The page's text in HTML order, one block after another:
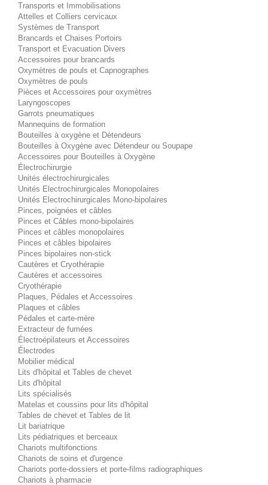
Transports et Immobilisations
Attelles et Colliers cervicaux
Systèmes de Transport
Brancards et Chaises Portoirs
Transport et Evacuation Divers
Accessoires pour brancards
Oxymètres de pouls et Capnographes
Oxymètres de pouls
Pièces et Accessoires pour oxymètres
Laryngoscopes
Garrots pneumatiques
Mannequins de formation
Bouteilles à oxygène et Détendeurs
Bouteilles à Oxygène avec Détendeur ou Soupape
Accessoires pour Bouteilles à Oxygène
Électrochirurgie
Unités électrochirurgicales
Unités Electrochirurgicales Monopolaires
Unités Electrochirurgicales Mono-bipolaires
Pinces, poignées et câbles
Pinces et Câbles mono-bipolaires
Pinces et câbles monopolaires
Pinces et câbles bipolaires
Pinces bipolaires non-stick
Cautères et Cryothérapie
Cautères et accessoires
Cryothérapie
Plaques, Pédales et Accessoires
Plaques et câbles
Pédales et carte-mère
Extracteur de fumées
Électroépilateurs et Accessoires
Électrodes
Mobilier médical
Lits d'hôpital et Tables de chevet
Lits d'hôpital
Lits spécialisés
Matelas et coussins pour lits d'hôpital
Tables de chevet et Tables de lit
Lit bariatrique
Lits pédiatriques et berceaux
Chariots multifonctions
Chariots de soins et d'urgence
Chariots porte-dossiers et porte-films radiographiques
Chariots à pharmacie